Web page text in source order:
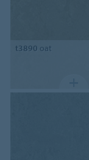
t3890 oat